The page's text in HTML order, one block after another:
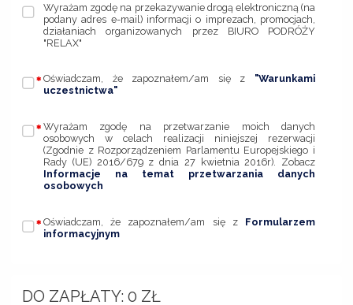
Wyrażam zgodę na przekazywanie drogą elektroniczną (na
podany adres e-mail) informacji o imprezach, promocjach,
działaniach organizowanych przez BIURO PODRÓŻY
"RELAX"
Oświadczam, że zapoznałem/am się z "Warunkami
uczestnictwa"
Wyrażam zgodę na przetwarzanie moich danych
osobowych w celach realizacji niniejszej rezerwacji
(Zgodnie z Rozporządzeniem Parlamentu Europejskiego i
Rady (UE) 2016/679 z dnia 27 kwietnia 2016r). Zobacz
Informacje na temat przetwarzania danych
osobowych
Oświadczam, że zapoznałem/am się z Formularzem
informacyjnym
DO ZAPŁATY: 0 ZŁ